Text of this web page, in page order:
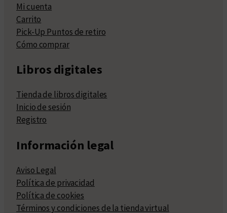
Mi cuenta
Carrito
Pick-Up Puntos de retiro
Cómo comprar
Libros digitales
Tienda de libros digitales
Inicio de sesión
Registro
Información legal
Aviso Legal
Política de privacidad
Política de cookies
Términos y condiciones de la tienda virtual